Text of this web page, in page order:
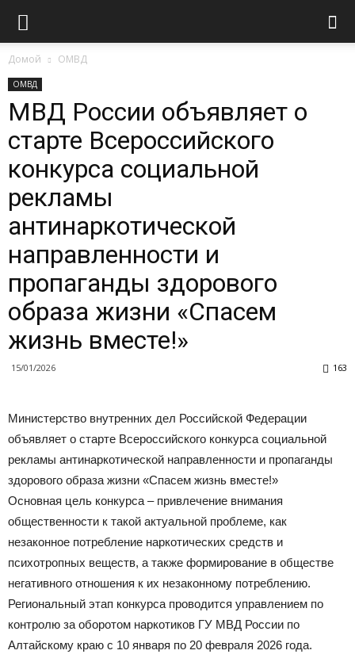
Домой ОМВД
ОМВД
МВД России объявляет о
старте Всероссийского
конкурса социальной
рекламы
антинаркотической
направленности и
пропаганды здорового
образа жизни «Спасем
жизнь вместе!»
15/01/2026 163
Министерство внутренних дел Российской Федерации
объявляет о старте Всероссийского конкурса социальной
рекламы антинаркотической направленности и пропаганды
здорового образа жизни «Спасем жизнь вместе!»
Основная цель конкурса – привлечение внимания
общественности к такой актуальной проблеме, как
незаконное потребление наркотических средств и
психотропных веществ, а также формирование в обществе
негативного отношения к их незаконному потреблению.
Региональный этап конкурса проводится управлением по
контролю за оборотом наркотиков ГУ МВД России по
Алтайскому краю с 10 января по 20 февраля 2026 года.